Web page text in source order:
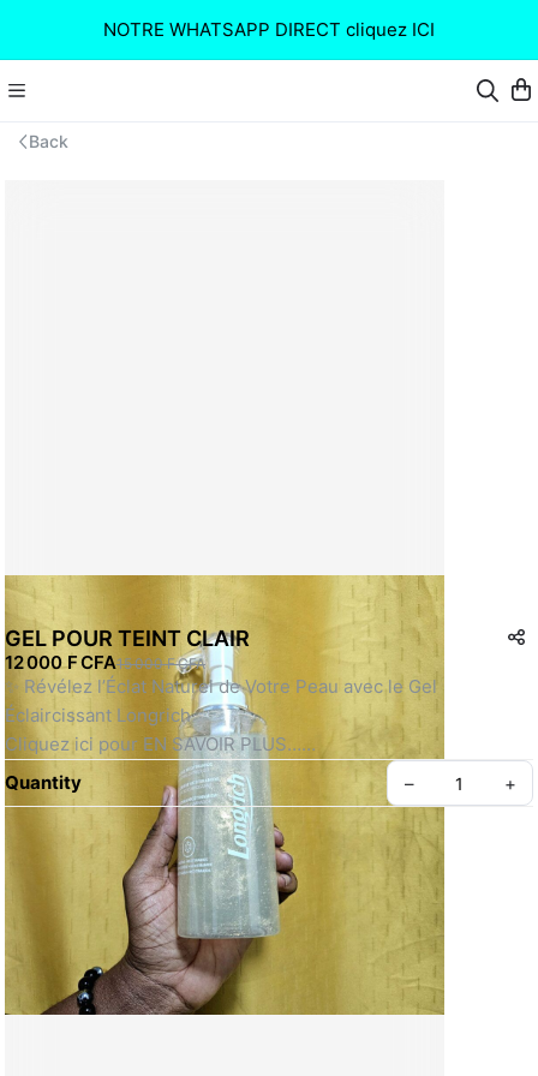
NOTRE WHATSAPP DIRECT cliquez ICI
Back
GEL POUR TEINT CLAIR
12 000 F CFA15 000 F CFA
✨ Révélez l’Éclat Naturel de Votre Peau avec le Gel
Éclaircissant Longrich
Cliquez ici pour EN SAVOIR PLUS…
Offrez à votre peau un soin nettoyant et éclaircissant doux qui
respecte son équilibre naturel. Le Gel Éclaircissant Longrich
est spécialement formulé pour nettoyer, hydrater et illuminer
le teint tout en aidant à réduire l’apparence des taches
sombres. Résultat : une peau plus lumineuse, uniforme et
fraîche jour après jour.
Pourquoi Choisir le Gel Éclaircissant Longrich ?
Quantity – +
Create your Take App